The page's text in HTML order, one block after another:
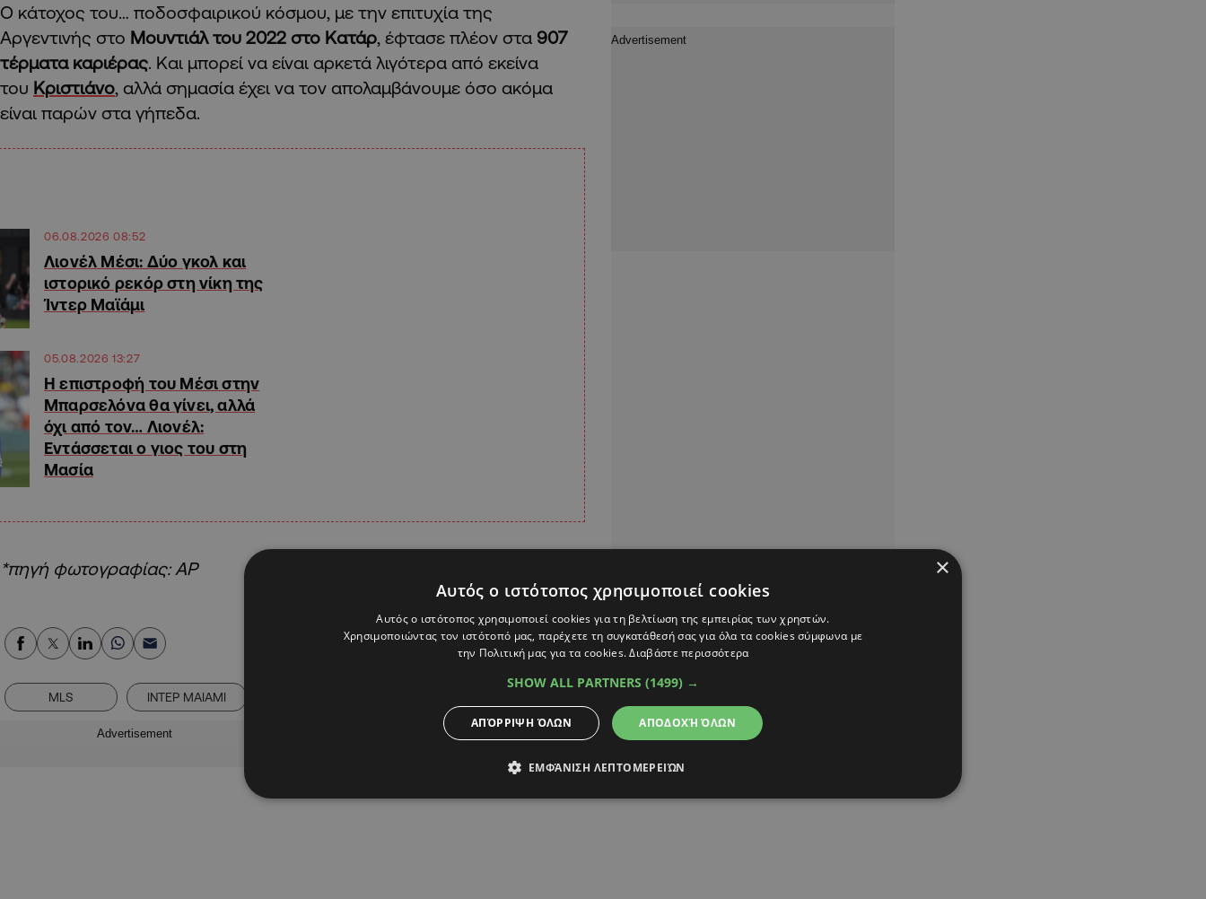
Ο κάτοχος του… ποδοσφαιρικού κόσμου, με την επιτυχία της
Αργεντινής στο Μουντιάλ του 2022 στο Κατάρ, έφτασε πλέον στα 907
τέρματα καριέρας. Και μπορεί να είναι αρκετά λιγότερα από εκείνα
του Κριστιάνο, αλλά σημασία έχει να τον απολαμβάνουμε όσο ακόμα
είναι παρών στα γήπεδα.
06.08.2026 08:52
Λιονέλ Μέσι: Δύο γκολ και
ιστορικό ρεκόρ στη νίκη της
Ίντερ Μαϊάμι
05.08.2026 13:27
Η επιστροφή του Μέσι στην
Μπαρσελόνα θα γίνει, αλλά
όχι από τον… Λιονέλ:
Εντάσσεται ο γιος του στη
Μασία
*πηγή φωτογραφίας: ΑΡ
Alpha Podcasts
MLS ΙΝΤΕΡ ΜΑΙΑΜΙ
Advertisement
×
Αυτός ο ιστότοπος χρησιμοποιεί cookies
Αυτός ο ιστότοπος χρησιμοποιεί cookies για τη βελτίωση της εμπειρίας των χρηστών.
Χρησιμοποιώντας τον ιστότοπό μας, παρέχετε τη συγκατάθεσή σας για όλα τα cookies σύμφωνα με
την Πολιτική μας για τα cookies.Διαβάστε περισσότερα
SHOW ALL PARTNERS (1499) →
ΑΠΟΔΟΧΉ ΌΛΩΝ
ΑΠΌΡΡΙΨΗ ΌΛΩΝ
ΕΜΦΆΝΙΣΗ ΛΕΠΤΟΜΕΡΕΙΏΝ